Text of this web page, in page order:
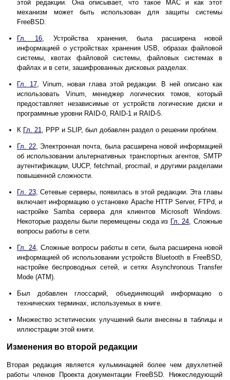
этой редакции. Она описывает, что такое MAC и как этот
механизм может быть использован для защиты системы
FreeBSD.
Гл. 16, Устройства хранения, была расширена новой
информацией о устройствах хранения USB, образах файловой
системы, квотах файловой системы, файловых системах в
файлах и в сети, зашифрованных дисковых разделах.
Гл. 17, Vinum, новая глава этой редакции. В ней описано как
использовать Vinum, менеджер логических томов, который
предоставляет независимые от устройств логические диски и
программные уровни RAID-0, RAID-1 и RAID-5.
К Гл. 21, PPP и SLIP, был добавлен раздел о решении проблем.
Гл. 22, Электронная почта, была расширена новой информацией
об использовании альтернативных транспортных агентов, SMTP
аутентификации, UUCP, fetchmail, procmail, и другими разделами
повышенной сложности.
Гл. 23, Сетевые серверы, появилась в этой редакции. Эта главы
включает информацию о установке Apache HTTP Server, FTPd, и
настройке Samba сервера для клиентов Microsoft Windows.
Некоторые разделы были перемещены сюда из Гл. 24, Сложные
вопросы работы в сети.
Гл. 24, Сложные вопросы работы в сети, была расширена новой
информацией об использовании устройств Bluetooth в FreeBSD,
настройке беспроводных сетей, и сетях Asynchronous Transfer
Mode (ATM).
Был добавлен глоссарий, объединяющий информацию о
технических терминах, используемых в книге.
Множество эстетических улучшений были внесены в таблицы и
иллюстрации этой книги.
Изменения во второй редакции
Вторая редакция является кульминацией более чем двухлетней
работы членов Проекта документации FreeBSD. Нижеследующий